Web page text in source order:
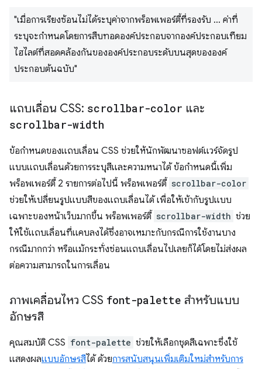
"เมื่อการเรียงซ้อนไม่ได้ระบุค่าจากพร็อพเพอร์ตี้ที่รองรับ ... ค่าที่
ระบุจะกำหนดโดยการสืบทอดองค์ประกอบจากองค์ประกอบเทียม
ไฮไลต์ที่สอดคล้องกันขององค์ประกอบระดับบนสุดขององค์
ประกอบต้นฉบับ"
แถบเลื่อน CSS: scrollbar-color และ
scrollbar-width
ข้อกำหนดของแถบเลื่อน CSS ช่วยให้นักพัฒนาซอฟต์แวร์จัดรูป
แบบแถบเลื่อนด้วยการระบุสีและความหนาได้ ข้อกำหนดนี้เพิ่ม
พร็อพเพอร์ตี้ 2 รายการต่อไปนี้ พร็อพเพอร์ตี้ scrollbar-color
ช่วยให้เปลี่ยนรูปแบบสีของแถบเลื่อนได้ เพื่อให้เข้ากับรูปแบบ
เฉพาะของหน้าเว็บมากขึ้น พร็อพเพอร์ตี้ scrollbar-width ช่วย
ให้ใช้แถบเลื่อนที่แคบลงได้ซึ่งอาจเหมาะกับกรณีการใช้งานบาง
กรณีมากกว่า หรือแม้กระทั่งซ่อนแถบเลื่อนไปเลยก็ได้โดยไม่ส่งผล
ต่อความสามารถในการเลื่อน
ภาพเคลื่อนไหว CSS font-palette สำหรับแบบ
อักษรสี
คุณสมบัติ CSS font-palette ช่วยให้เลือกชุดสีเฉพาะซึ่งใช้
แสดงผลแบบอักษรสีได้ ด้วยการสนับสนุนเพิ่มเติมใหม่สำหรับการ